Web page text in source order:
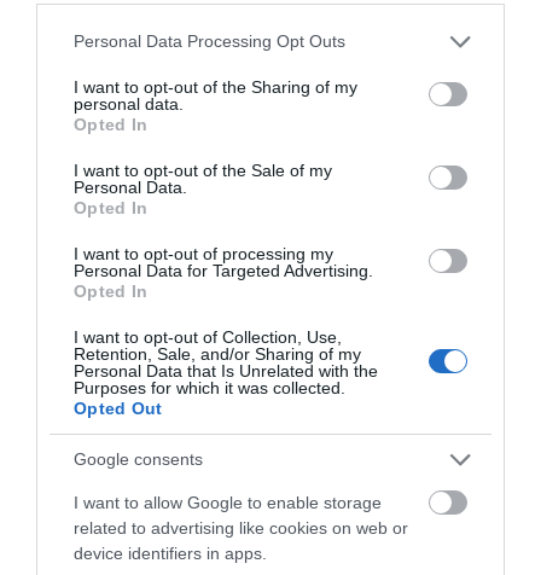
Please note that this website/app uses one or more Google
not limited to your visit or usage behaviour. You may click to
grant or deny consent to Google and its third-party tags to
use your data for below specified purposes in below Google
consent section.
Personal Data Processing Opt Outs
I want to opt-out of the Sharing of my
personal data.
Opted In
I want to opt-out of the Sale of my
Personal Data.
Opted In
I want to opt-out of processing my
Personal Data for Targeted Advertising.
Opted In
I want to opt-out of Collection, Use,
Retention, Sale, and/or Sharing of my
Personal Data that Is Unrelated with the
Purposes for which it was collected.
Opted Out
Google consents
I want to allow Google to enable storage
related to advertising like cookies on web or
device identifiers in apps.
07.08.2026 | 20:40
Ποιοι και γιατί θα πάρουν
διπλάσια σύνταξη τον Αύγουστο
για τις φωτιές
07.08.2026 | 20:00
Μητέρα και γιος οι νεκροί από τη
σύγκρουση αυτοκινήτου με
φορτηγό
07.08.2026 | 19:40
Ράγισαν καρδιές στην Εύβοια: Το
τελευταίο «αντίο» στον 36χρονο
επιχειρηματία
07.08.2026 | 19:10
Όλες οι τελευταίες ειδήσεις
ΠΕΡΙΣΣΟΤΕΡΑ ΑΠΟ ΑΘΛΗΤΙΚΑ